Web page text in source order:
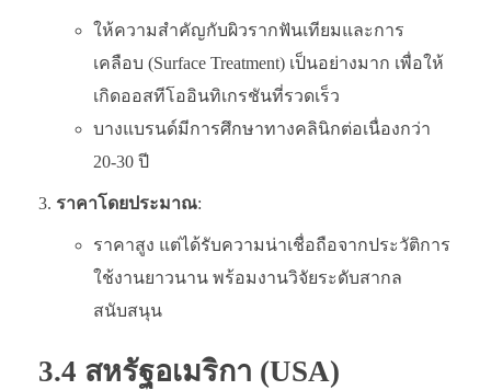
ให้ความสำคัญกับผิวรากฟันเทียมและการ
เคลือบ (Surface Treatment) เป็นอย่างมาก เพื่อให้
เกิดออสทีโออินทิเกรชันที่รวดเร็ว
บางแบรนด์มีการศึกษาทางคลินิกต่อเนื่องกว่า
20-30 ปี
ราคาโดยประมาณ:
ราคาสูง แต่ได้รับความน่าเชื่อถือจากประวัติการ
ใช้งานยาวนาน พร้อมงานวิจัยระดับสากล
สนับสนุน
3.4 สหรัฐอเมริกา (USA)